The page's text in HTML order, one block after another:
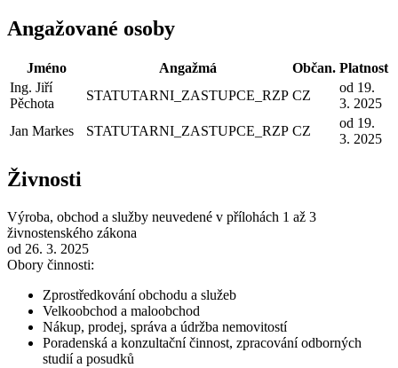
Angažované osoby
Jméno Angažmá Občan. Platnost
Ing. Jiří
Pěchota
STATUTARNI_ZASTUPCE_RZP CZ
od 19.
3. 2025
Jan Markes
STATUTARNI_ZASTUPCE_RZP CZ
od 19.
3. 2025
Živnosti
Výroba, obchod a služby neuvedené v přílohách 1 až 3
živnostenského zákona
od 26. 3. 2025
Obory činnosti:
Zprostředkování obchodu a služeb
Velkoobchod a maloobchod
Nákup, prodej, správa a údržba nemovitostí
Poradenská a konzultační činnost, zpracování odborných
studií a posudků